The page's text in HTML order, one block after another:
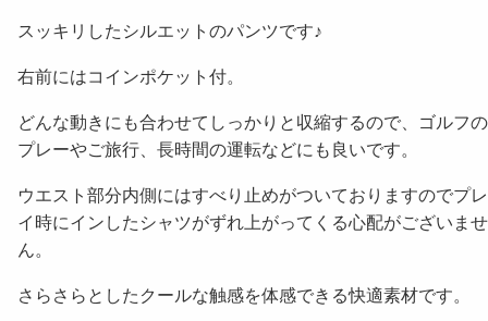
スッキリしたシルエットのパンツです♪
右前にはコインポケット付。
どんな動きにも合わせてしっかりと収縮するので、ゴルフの
プレーやご旅行、長時間の運転などにも良いです。
ウエスト部分内側にはすべり止めがついておりますのでプレ
イ時にインしたシャツがずれ上がってくる心配がございませ
ん。
さらさらとしたクールな触感を体感できる快適素材です。